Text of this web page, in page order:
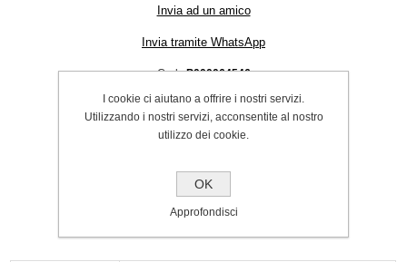
Invia ad un amico
Invia tramite WhatsApp
Cod.: P000064546
SPEDIZIONE INCLUSA
€46.00
Acquista
I cookie ci aiutano a offrire i nostri servizi.
Utilizzando i nostri servizi, acconsentite al nostro
utilizzo dei cookie.
OK
Approfondisci